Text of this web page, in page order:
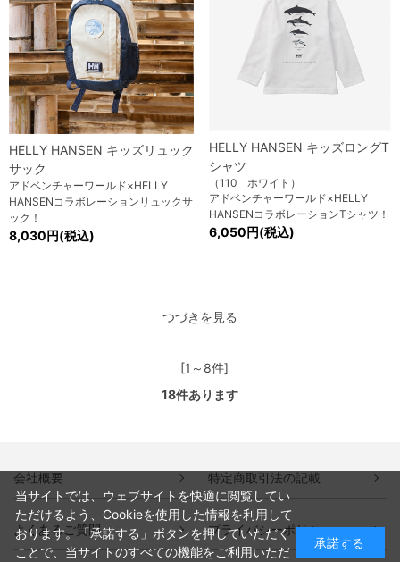
HELLY HANSEN キッズリュック
サック
アドベンチャーワールド×HELLY
HANSENコラボレーションリュックサ
ック！
8,030円(税込)
HELLY HANSEN キッズロングT
シャツ
（110 ホワイト）
アドベンチャーワールド×HELLY
HANSENコラボレーションTシャツ！
6,050円(税込)
つづきを見る
[1～8件]
18件あります
会社概要 特定商取引法の記載
よくあるご質問 プライバシーポリシー
当サイトでは、ウェブサイトを快適に閲覧してい
ただけるよう、Cookieを使用した情報を利用して
おります。「承諾する」ボタンを押していただく
ことで、当サイトのすべての機能をご利用いただ
承諾する